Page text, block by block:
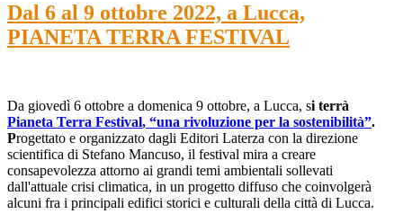
Dal 6 al 9 ottobre 2022, a Lucca,
PIANETA TERRA FESTIVAL
Da giovedì 6 ottobre a domenica 9 ottobre, a Lucca, si terrà
Pianeta Terra Festival, “una rivoluzione per la sostenibilità”.
Progettato e organizzato dagli Editori Laterza con la direzione
scientifica di Stefano Mancuso, il festival mira a creare
consapevolezza attorno ai grandi temi ambientali sollevati
dall'attuale crisi climatica, in un progetto diffuso che coinvolgerà
alcuni fra i principali edifici storici e culturali della città di Lucca.